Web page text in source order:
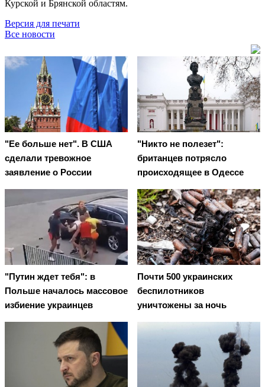
Курской и Брянской областям.
Версия для печати
Все новости
"Ее больше нет". В США
сделали тревожное
заявление о России
"Никто не полезет":
британцев потрясло
происходящее в Одессе
"Путин ждет тебя": в
Польше началось массовое
избиение украинцев
Почти 500 украинских
беспилотников
уничтожены за ночь